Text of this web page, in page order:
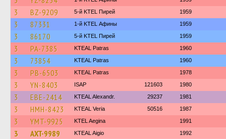
3 BZ-9209 5-й KTEL Пирей 1959
3 87331 1-й KTEL Афины 1959
3 86170 5-й KTEL Пирей 1959
3 PA-7385 KTEAL Patras 1960
3 73854 KTEAL Patras 1960
3 PB-6503 KTEAL Patras 1978
3 YN-8403 ISAP 121603 1980
3 EBE-2414 KTEAL Alexandr. 29237 1981
3 HMH-8423 KTEAL Veria 50516 1987
3 YMT-9925 KTEL Aegina 1991
3 AXT-9989 KTEAL Aigio 1992